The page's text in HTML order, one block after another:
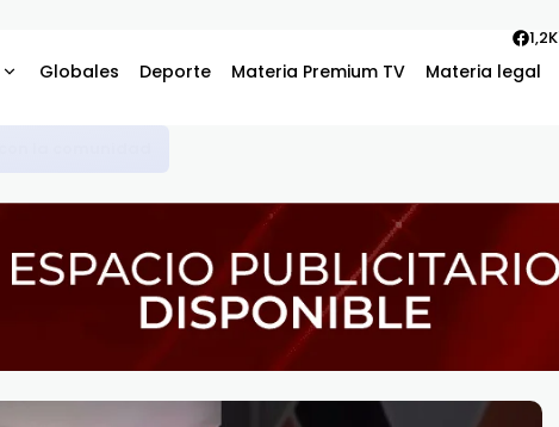
Globales Deporte Materia Premium TV Materia legal
1,2K